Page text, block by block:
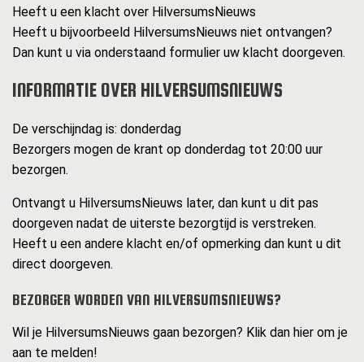
Heeft u een klacht over HilversumsNieuws
Heeft u bijvoorbeeld HilversumsNieuws niet ontvangen?
Dan kunt u via onderstaand formulier uw klacht doorgeven.
INFORMATIE OVER HILVERSUMSNIEUWS
De verschijndag is: donderdag
Bezorgers mogen de krant op donderdag tot 20:00 uur
bezorgen.
Ontvangt u HilversumsNieuws later, dan kunt u dit pas
doorgeven nadat de uiterste bezorgtijd is verstreken.
Heeft u een andere klacht en/of opmerking dan kunt u dit
direct doorgeven.
BEZORGER WORDEN VAN HILVERSUMSNIEUWS?
Wil je HilversumsNieuws gaan bezorgen? Klik dan hier om je
aan te melden!